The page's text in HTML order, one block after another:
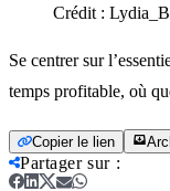
Crédit :
Se centrer sur
temps profitable, où
Copier le lien
Partager sur: